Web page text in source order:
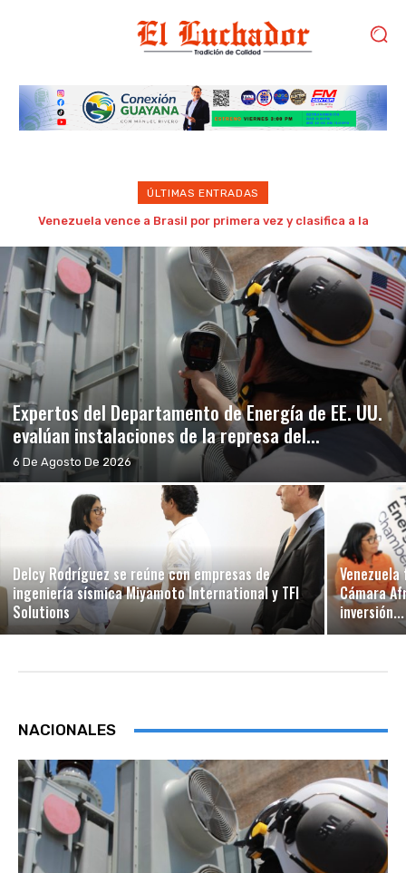
ÚLTIMAS ENTRADAS
WhatsApp lanza tres nuevas funciones para mejorar la
Expertos del Departamento de Energía de EE. UU.
evalúan instalaciones de la represa del...
6 De Agosto De 2026
Delcy Rodríguez se reúne con empresas de
ingeniería sísmica Miyamoto International y TFI
Solutions
Cámara
inversión...
NACIONALES